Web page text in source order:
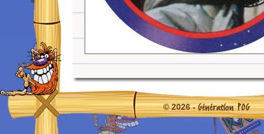
© 2026 -Génération POG